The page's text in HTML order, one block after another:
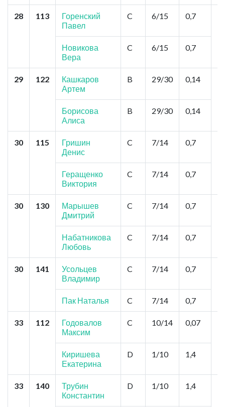
28 113
Горенский
Павел
C 6/15 0,7
Новикова
Вера
C 6/15 0,7
29 122
Кашкаров
Артем
B 29/30 0,14
Борисова
Алиса
B 29/30 0,14
30 115
Гришин
Денис
C 7/14 0,7
Геращенко
Виктория
C 7/14 0,7
30 130
Марышев
Дмитрий
C 7/14 0,7
Набатникова
Любовь
C 7/14 0,7
30 141
Усольцев
Владимир
C 7/14 0,7
Пак Наталья C 7/14 0,7
33 112
Годовалов
Максим
C 10/14 0,07
Киришева
Екатерина
D 1/10 1,4
33 140
Трубин
Константин
D 1/10 1,4